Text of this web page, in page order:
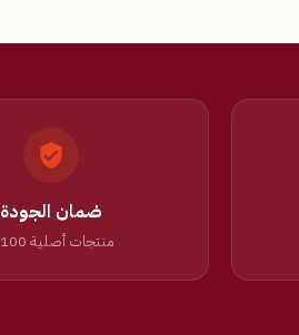
ضمان الجودة
منتجات أصلية 100%